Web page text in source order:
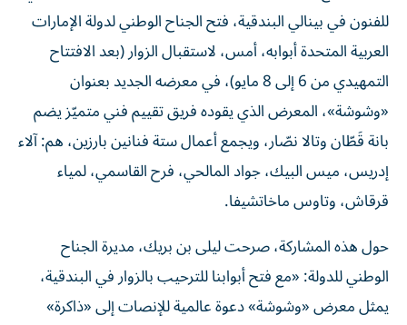
للفنون في بينالي البندقية، فتح الجناح الوطني لدولة الإمارات
العربية المتحدة أبوابه، أمس، لاستقبال الزوار (بعد الافتتاح
التمهيدي من 6 إلى 8 مايو)، في معرضه الجديد بعنوان
«وشوشة»، المعرض الذي يقوده فريق تقييم فني متميّز يضم
بانة قَطّان وتالا نصّار، ويجمع أعمال ستة فنانين بارزين، هم: آلاء
إدريس، ميس البيك، جواد المالحي، فرح القاسمي، لمياء
قرقاش، وتاوس ماخاتشيفا.
حول هذه المشاركة، صرحت ليلى بن بريك، مديرة الجناح
الوطني للدولة: «مع فتح أبوابنا للترحيب بالزوار في البندقية،
يمثل معرض «وشوشة» دعوة عالمية للإنصات إلى «ذاكرة»